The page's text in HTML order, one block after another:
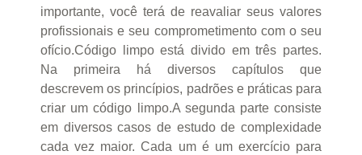
importante, você terá de reavaliar seus valores
profissionais e seu comprometimento com o seu
ofício.Código limpo está divido em três partes.
Na primeira há diversos capítulos que
descrevem os princípios, padrões e práticas para
criar um código limpo.A segunda parte consiste
em diversos casos de estudo de complexidade
cada vez maior. Cada um é um exercício para